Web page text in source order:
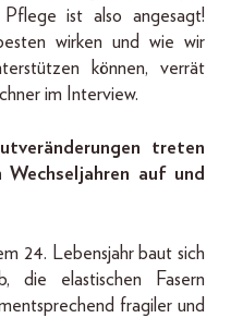
Pflege ist also angesagt!
wirken und wie wir
können, verrät
im Interview.
treten
auf und
24. Lebensjahr baut sich
die elastischen Fasern
fragiler und